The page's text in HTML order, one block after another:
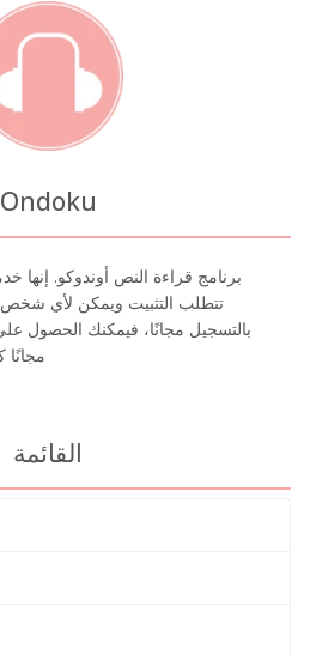
Ondoku
برنامج قراءة النص أوندوكو. إنها
تتطلب التثبيت ويمكن لأي شخص
القائمة